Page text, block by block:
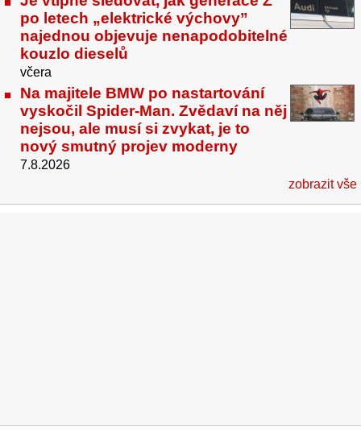
po letech „elektrické výchovy”
najednou objevuje nenapodobitelné
kouzlo dieselů
včera
Na majitele BMW po nastartování
vyskočil Spider-Man. Zvědaví na něj
nejsou, ale musí si zvykat, je to
nový smutný projev moderny
7.8.2026
zobrazit vše